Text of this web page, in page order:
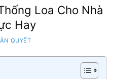
Loa Cho Nhà
Hay
QUYẾT